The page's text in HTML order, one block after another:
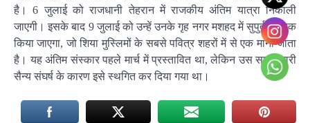
है। 6 जुलाई को राजधानी तेहरान में राजकीय अंतिम यात्रा निकाली
जाएगी। इसके बाद 9 जुलाई को उन्हें उनके गृह नगर मशहद में सुपुर्द-ए-खाक
किया जाएगा, जो शिया मुस्लिमों के सबसे पवित्र शहरों में से एक माना जाता
है। यह अंतिम संस्कार पहले मार्च में प्रस्तावित था, लेकिन उस समय जारी
सैन्य संघर्ष के कारण इसे स्थगित कर दिया गया था।